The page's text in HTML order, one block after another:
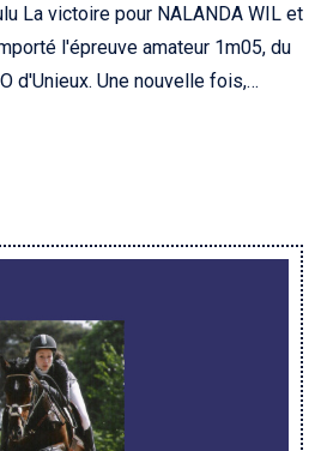
La victoire pour NALANDA WIL et
l'épreuve amateur 1m05, du
d'Unieux. Une nouvelle fois,…